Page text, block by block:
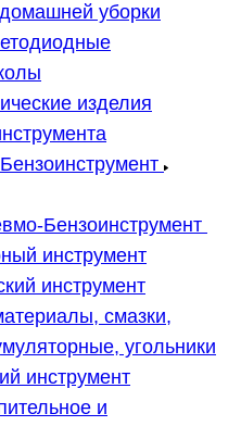
уборки
изделия
Бензоинструмент
инструмент
инструмент
смазки,
угольники
инструмент
и